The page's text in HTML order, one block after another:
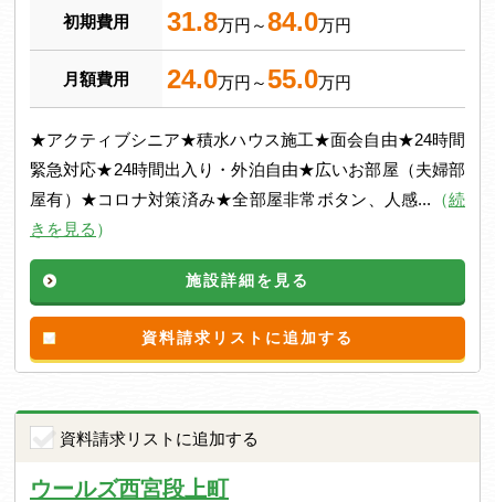
初期費用 31.8万円～84.0万円
月額費用 24.0万円～55.0万円
★アクティブシニア★積水ハウス施工★面会自由★24時間
緊急対応★24時間出入り・外泊自由★広いお部屋（夫婦部
屋有）★コロナ対策済み★全部屋非常ボタン、人感... （続
きを見る ）
施設詳細を見る
資料請求リストに追加する
資料請求リストに追加する
ウールズ西宮段上町